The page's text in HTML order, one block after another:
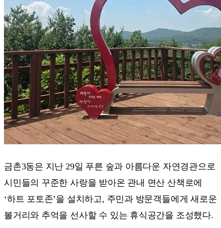
금촌3동은 지난 29일 푸른 숲과 아름다운 자연경관으로
시민들의 꾸준한 사랑을 받아온 관내 면산 산책로에
‘하트 포토존’을 설치하고, 주민과 방문객들에게 새로운
볼거리와 추억을 선사할 수 있는 휴식공간을 조성했다.